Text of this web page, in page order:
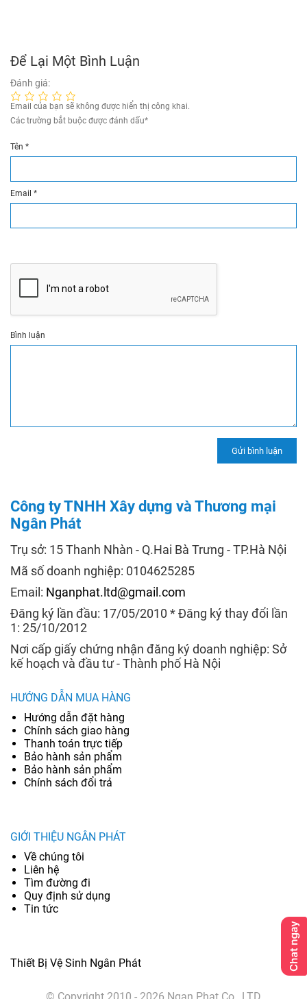
Để Lại Một Bình Luận
Đánh giá:
Email của bạn sẽ không được hiển thị công khai.
Các trường bắt buộc được đánh dấu*
Tên *
Email *
Bình luận
Công ty TNHH Xây dựng và Thương mại
Ngân Phát
Trụ sở: 15 Thanh Nhàn - Q.Hai Bà Trưng - TP.Hà Nội
Mã số doanh nghiệp: 0104625285
Email: Nganphat.ltd@gmail.com
Đăng ký lần đầu: 17/05/2010 * Đăng ký thay đổi lần
1: 25/10/2012
Nơi cấp giấy chứng nhận đăng ký doanh nghiệp: Sở
kế hoạch và đầu tư - Thành phố Hà Nội
HƯỚNG DẪN MUA HÀNG
Hướng dẫn đặt hàng
Chính sách giao hàng
Thanh toán trực tiếp
Bảo hành sản phẩm
Bảo hành sản phẩm
Chính sách đổi trả
GIỚI THIỆU NGÂN PHÁT
Về chúng tôi
Liên hệ
Tìm đường đi
Quy định sử dụng
Tin tức
Thiết Bị Vệ Sinh Ngân Phát